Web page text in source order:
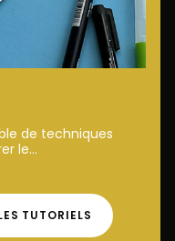
de techniques
le...
TUTORIELS